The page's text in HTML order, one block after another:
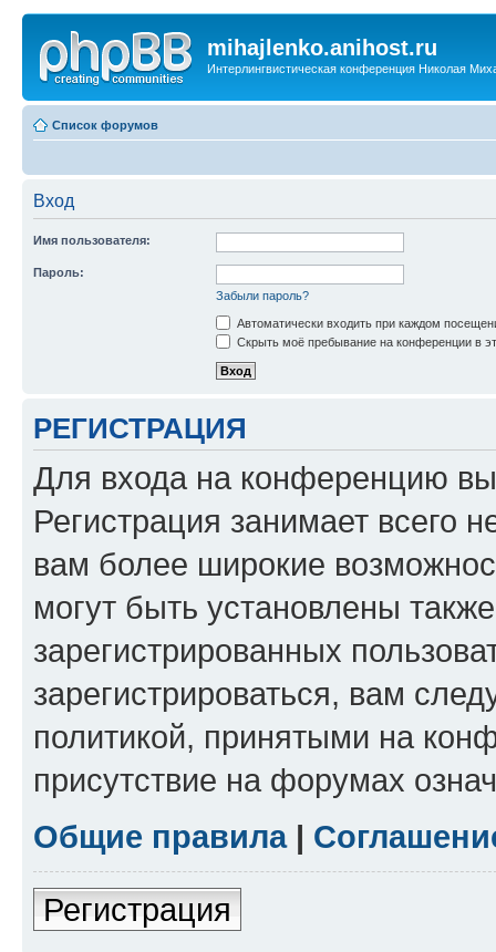
mihajlenko.anihost.ru
Интерлингвистическая конференция Николая
Список форумов
Вход
Имя пользователя:
Пароль:
Забыли пароль?
Автоматически входить при каждом
Скрыть моё пребывание на конференции в
РЕГИСТРАЦИЯ
Для входа на конференцию
Регистрация занимает всего
вам более широкие
могут быть установлены
зарегистрированных
зарегистрироваться, вам
политикой, принятыми на
присутствие на форумах
Общие правила|
Регистрация